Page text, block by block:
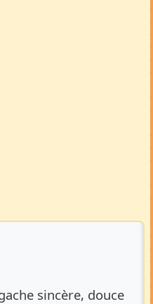
sincère, douce